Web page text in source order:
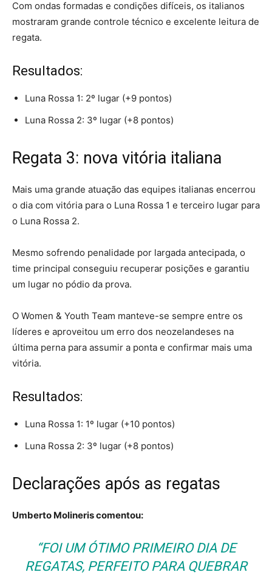
Com ondas formadas e condições difíceis, os italianos
mostraram grande controle técnico e excelente leitura de
regata.
Resultados:
Luna Rossa 1: 2º lugar (+9 pontos)
Luna Rossa 2: 3º lugar (+8 pontos)
Regata 3: nova vitória italiana
Mais uma grande atuação das equipes italianas encerrou
o dia com vitória para o Luna Rossa 1 e terceiro lugar para
o Luna Rossa 2.
Mesmo sofrendo penalidade por largada antecipada, o
time principal conseguiu recuperar posições e garantiu
um lugar no pódio da prova.
O Women & Youth Team manteve-se sempre entre os
líderes e aproveitou um erro dos neozelandeses na
última perna para assumir a ponta e confirmar mais uma
vitória.
Resultados:
Luna Rossa 1: 1º lugar (+10 pontos)
Luna Rossa 2: 3º lugar (+8 pontos)
Declarações após as regatas
Umberto Molineriscomentou:
“FOI UM ÓTIMO PRIMEIRO DIA DE
REGATAS, PERFEITO PARA QUEBRAR